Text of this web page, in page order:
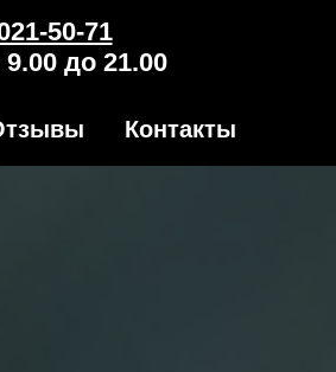
50-71
до 21.00
Контакты